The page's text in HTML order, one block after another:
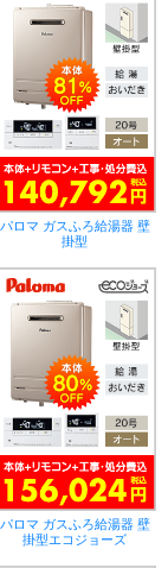
パロマ ガスふろ給湯器 壁
掛型
パロマ ガスふろ給湯器 壁
掛型エコジョーズ